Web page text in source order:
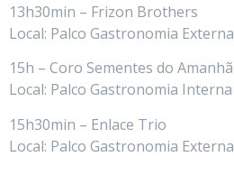
13h30min – Frizon Brothers
Local: Palco Gastronomia Externa
15h – Coro Sementes do Amanhã
Local: Palco Gastronomia Interna
15h30min – Enlace Trio
Local: Palco Gastronomia Externa